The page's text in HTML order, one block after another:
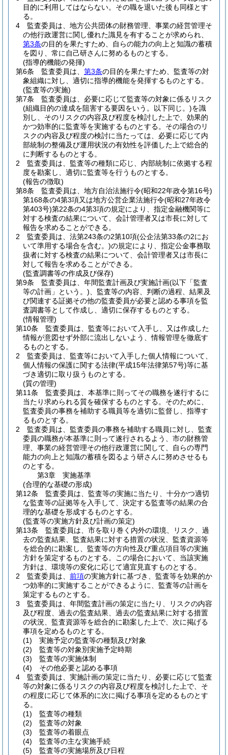
目的に利用してはならない。 その職を退いた後も同様とす
る。
4
監査委員は、地方公共団体の財務管理、事業の経営管理そ
の他行政運営に関し優れた識見を有することが求められ、
第3条の目的を果たすため、自らの能力の向上と知識の蓄積
を図り、常に自己研さんに努めるものとする。
(指導的機能の発揮)
第6条
監査委員は、 第3条の目的を果たすため、監査等の対
象組織に対し、適切に指導的機能を発揮するものとする。
(監査等の実施)
第7条
監査委員は、必要に応じて監査等の対象に係るリスク
(組織目的の達成を阻害する要因をいう。以下同じ。)を識
別し、そのリスクの内容及び程度を検討した上で、効果的
かつ効率的に監査等を実施するものとする。 その場合のリ
スクの内容及び程度の検討に当たっては、必要に応じて内
部統制の整備及び運用状況の有効性を評価した上で総合的
に判断するものとする。
2
監査委員は、監査等の種類に応じ、内部統制に依拠する程
度を勘案し、適切に監査等を行うものとする。
(報告の徴取)
第8条
監査委員は、地方自治法施行令(昭和22年政令第16号)
第168条の4第3項又は地方公営企業法施行令(昭和27年政令
第403号)第22条の4第3項の規定により、指定金融機関等に
対する検査の結果について、会計管理者又は市長に対して
報告を求めることができる。
2
監査委員は、法第243条の2第10項(公企法第33条の2にお
いて準用する場合を含む。)の規定により、指定公金事務取
扱者に対する検査の結果について、会計管理者又は市長に
対して報告を求めることができる。
(監査調書等の作成及び保存)
第9条
監査委員は、年間監査計画及び実施計画(以下「監査
等の計画」という。) 、監査等の内容、判断の過程、結果及
び関連する証拠その他の監査委員が必要と認める事項を監
査調書等として作成し、適切に保存するものとする。
(情報管理)
第10条
監査委員は、監査等において入手し、又は作成した
情報が意図せず外部に流出しないよう、情報管理を徹底す
るものとする。
2
監査委員は、監査等において入手した個人情報について、
個人情報の保護に関する法律(平成15年法律第57号)等に基
づき適切に取り扱うものとする。
(質の管理)
第11条
監査委員は、本基準に則ってその職務を遂行するに
当たり求められる質を確保するものとする。 そのために、
監査委員の事務を補助する職員等を適切に監督し、指導す
るものとする。
2
監査委員は、監査委員の事務を補助する職員に対し、監査
委員の職務が本基準に則って遂行されるよう、市の財務管
理、事業の経営管理その他行政運営に関して、自らの専門
能力の向上と知識の蓄積を図るよう研さんに努めさせるも
のとする。
第3章
実施基準
(合理的な基礎の形成)
第12条
監査委員は、監査等の実施に当たり、十分かつ適切
な監査等の証拠等を入手して、決定する監査等の結果の合
理的な基礎を形成するものとする。
(監査等の実施方針及び計画の策定)
第13条
監査委員は、市を取り巻く内外の環境、リスク、過
去の監査結果、監査結果に対する措置の状況、監査資源等
を総合的に勘案し、監査等の方向性及び重点項目等の実施
方針を策定するものとする。
この場合において、当該実施
方針は、環境等の変化に応じて適宜見直すものとする。
2
監査委員は、 前項の実施方針に基づき、監査等を効果的か
つ効率的に実施することができるように、監査等の計画を
策定するものとする。
3
監査委員は、年間監査計画の策定に当たり、リスクの内容
及び程度、過去の監査結果、過去の監査結果に対する措置
の状況、監査資源等を総合的に勘案した上で、次に掲げる
事項を定めるものとする。
(1)
実施予定の監査等の種類及び対象
(2)
監査等の対象別実施予定時期
(3)
監査等の実施体制
(4)
その他必要と認める事項
4
監査委員は、実施計画の策定に当たり、必要に応じて監査
等の対象に係るリスクの内容及び程度を検討した上で、そ
の程度に応じて体系的に次に掲げる事項を定めるものとす
る。
(1)
監査等の種類
(2)
監査等の対象
(3)
監査等の着眼点
(4)
監査等の主な実施手続
(5)
監査等の実施場所及び日程